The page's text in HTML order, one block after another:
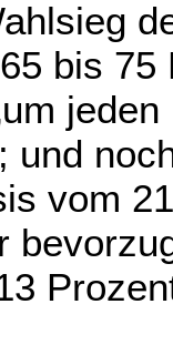
bis
und
vom